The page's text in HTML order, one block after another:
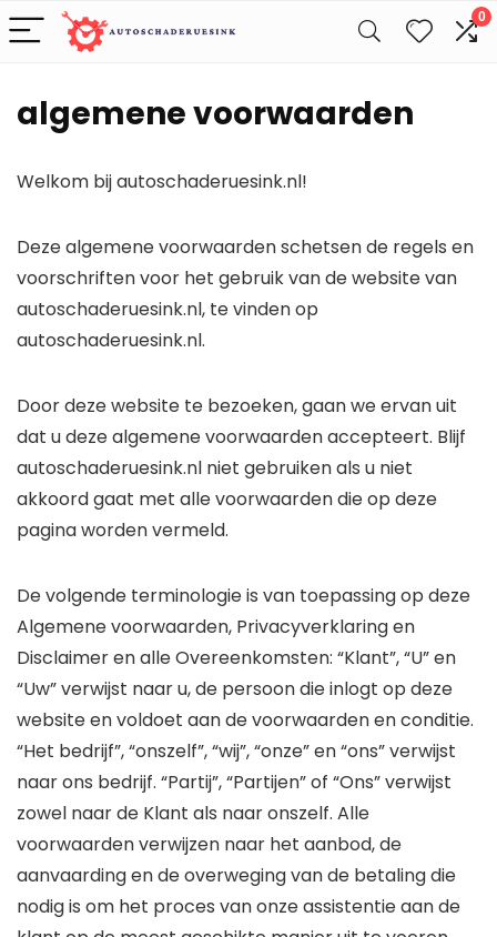
0
algemene voorwaarden
Welkom bij autoschaderuesink.nl!
Deze algemene voorwaarden schetsen de regels en
voorschriften voor het gebruik van de website van
autoschaderuesink.nl, te vinden op
autoschaderuesink.nl.
Door deze website te bezoeken, gaan we ervan uit
dat u deze algemene voorwaarden accepteert. Blijf
autoschaderuesink.nl niet gebruiken als u niet
akkoord gaat met alle voorwaarden die op deze
pagina worden vermeld.
De volgende terminologie is van toepassing op deze
Algemene voorwaarden, Privacyverklaring en
Disclaimer en alle Overeenkomsten: “Klant”, “U” en
“Uw” verwijst naar u, de persoon die inlogt op deze
website en voldoet aan de voorwaarden en conditie.
“Het bedrijf”, “onszelf”, “wij”, “onze” en “ons” verwijst
naar ons bedrijf. “Partij”, “Partijen” of “Ons” verwijst
zowel naar de Klant als naar onszelf. Alle
voorwaarden verwijzen naar het aanbod, de
aanvaarding en de overweging van de betaling die
nodig is om het proces van onze assistentie aan de